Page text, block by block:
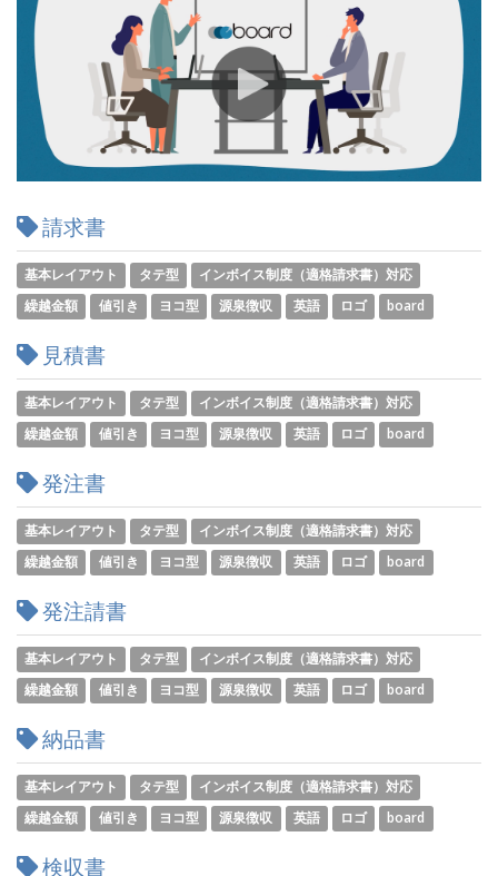
請求書
基本レイアウト タテ型
インボイス制度（適格請求書）対応
繰越金額
値引き ヨコ型 源泉徴収 英語 ロゴ board
見積書
基本レイアウト タテ型
インボイス制度（適格請求書）対応
繰越金額
値引き ヨコ型 源泉徴収 英語 ロゴ board
発注書
基本レイアウト タテ型
インボイス制度（適格請求書）対応
繰越金額
値引き ヨコ型 源泉徴収 英語 ロゴ board
発注請書
基本レイアウト タテ型
インボイス制度（適格請求書）対応
繰越金額
値引き ヨコ型 源泉徴収 英語 ロゴ board
納品書
基本レイアウト タテ型
インボイス制度（適格請求書）対応
繰越金額
値引き ヨコ型 源泉徴収 英語 ロゴ board
検収書